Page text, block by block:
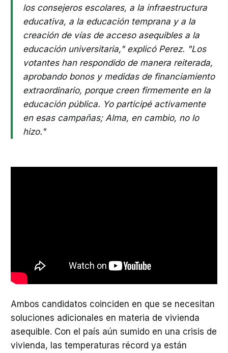
los consejeros escolares, a la infraestructura
educativa, a la educación temprana y a la
creación de vías de acceso asequibles a la
educación universitaria," explicó Perez. "Los
votantes han respondido de manera reiterada,
aprobando bonos y medidas de financiamiento
extraordinario, porque creen firmemente en la
educación pública. Yo participé activamente
en esas campañas; Alma, en cambio, no lo
hizo."
Ambos candidatos coinciden en que se necesitan
soluciones adicionales en materia de vivienda
asequible. Con el país aún sumido en una crisis de
vivienda, las temperaturas récord ya están